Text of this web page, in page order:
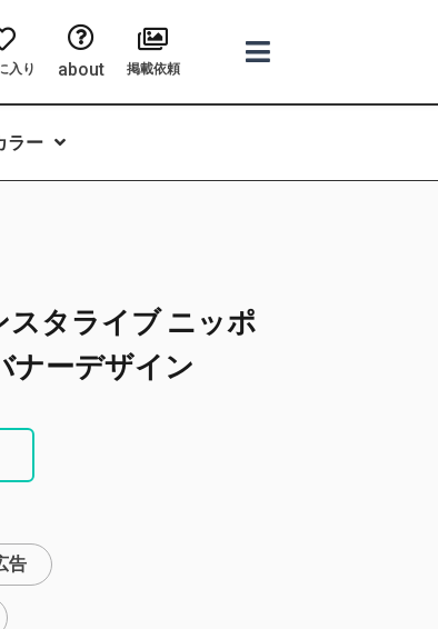
入り about 掲載依頼
ラー
スタライブ ニッポ
ナーデザイン
告